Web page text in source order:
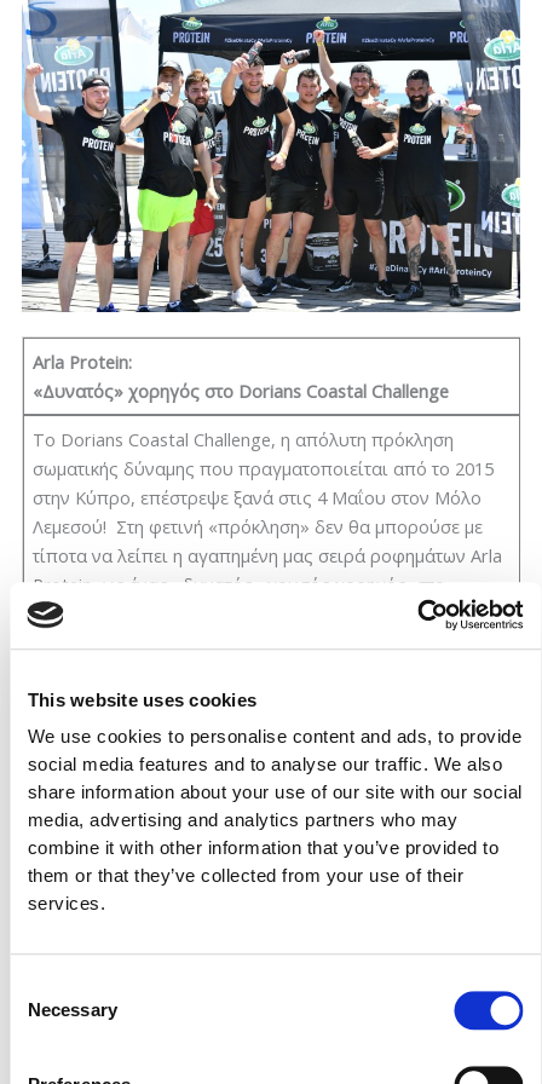
This website uses cookies
We use cookies to personalise content and ads, to provide
social media features and to analyse our traffic. We also
share information about your use of our site with our social
media, advertising and analytics partners who may
combine it with other information that you’ve provided to
them or that they’ve collected from your use of their
services.
Selection
Necessary
Arla Protein:
«Δυνατός»χορηγός στο Dorians Coastal Challenge
Το Dorians Coastal Challenge, η απόλυτη πρόκληση
σωματικής δύναμης που πραγματοποιείται από το 2015
στην Κύπρο, επέστρεψε ξανά στις 4 Μαΐου στον Μόλο
Λεμεσού! Στη φετινή «πρόκληση» δεν θα μπορούσε με
τίποτα να λείπει η αγαπημένη μας σειρά ροφημάτων Arla
Protein, ως ένας «δυνατός» χρυσός χορηγός, στο
πλαίσιο αυτής της πρωτότυπης ενέργειας.
περιπέτειας έζησαν την ένταση της δοκιμασίας με την
ενίσχυση του Arla Protein! Μάλιστα, αξίζει να σημειωθεί
ότι σε όλους τους συμμετέχοντες δόθηκε από ένα
ρόφημα Arla Protein, προκειμένου να γεμίσουν με…
δύναμη και ενέργεια! Πιο συγκεκριμένα, τα Arla Protein
είναι γευστικά και θρεπτικά ροφήματα γάλακτος από
αγνά, φυσικά συστατικά που διαθέτουν 25 γραμμάρια
πρωτεΐνης, περίπου 40% περισσότερη από το κοινό
ανάπτυξη της μυϊκής μάζας και στην καλή λειτουργία του
μπουκάλι Arla Protein σας κρατά σε φόρμα λαμβάνοντας